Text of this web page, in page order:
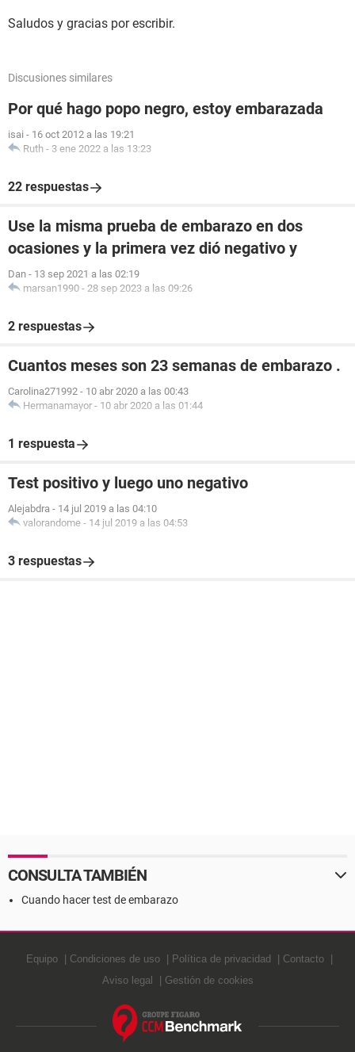
Saludos y gracias por escribir.
Discusiones similares
Por qué hago popo negro, estoy embarazada
isai - 16 oct 2012 a las 19:21
Ruth - 3 ene 2022 a las 13:23
22 respuestas
Use la misma prueba de embarazo en dos
ocasiones y la primera vez dió negativo y
Dan - 13 sep 2021 a las 02:19
marsan1990 - 28 sep 2023 a las 09:26
2 respuestas
Cuantos meses son 23 semanas de embarazo .
Carolina271992 - 10 abr 2020 a las 00:43
Hermanamayor - 10 abr 2020 a las 01:44
1 respuesta
Test positivo y luego uno negativo
Alejabdra - 14 jul 2019 a las 04:10
valorandome - 14 jul 2019 a las 04:53
3 respuestas
CONSULTA TAMBIÉN
Cuando hacer test de embarazo
Equipo Condiciones de uso Política de privacidad
Contacto
Aviso legal
Gestión de cookies